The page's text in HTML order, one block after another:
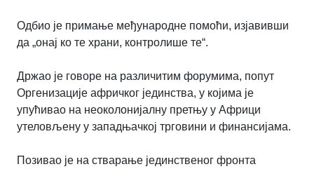
Одбио је примање међународне помоћи, изјавивши
да „онај ко те храни, контролише те“.
Држао је говоре на различитим форумима, попут
Оргенизације афричког јединства, у којима је
упућивао на неоколонијалну претњу у Африци
утеловљену у западњачкој трговини и финансијама.
Позивао је на стварање јединственог фронта